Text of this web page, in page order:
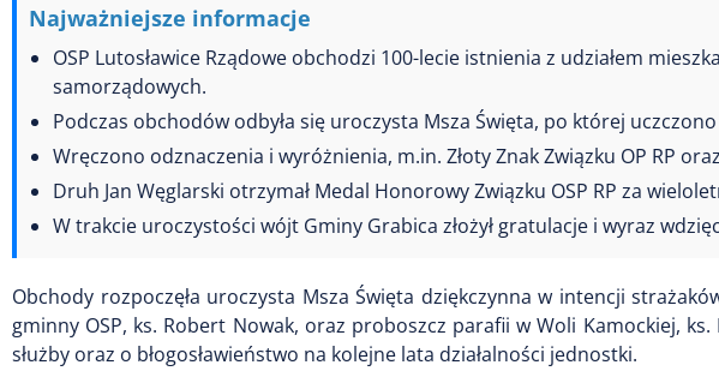
Najważniejsze informacje
OSP Lutosławice Rządowe obchodzi 100-lecie istnienia z udziałem
samorządowych.
Podczas obchodów odbyła się uroczysta Msza Święta, po której
Wręczono odznaczenia i wyróżnienia, m.in. Złoty Znak Związku OP RP
Druh Jan Węglarski otrzymał Medal Honorowy Związku OSP RP za
W trakcie uroczystości wójt Gminy Grabica złożył gratulacje i wyraz
Obchody rozpoczęła uroczysta Msza Święta dziękczynna w intencji
gminny OSP, ks. Robert Nowak, oraz proboszcz parafii w Woli Kamockiej,
służby oraz o błogosławieństwo na kolejne lata działalności jednostki.